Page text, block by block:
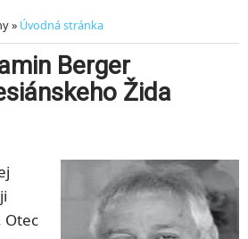
» Úvodná stránka
Berger
Žida
Otec